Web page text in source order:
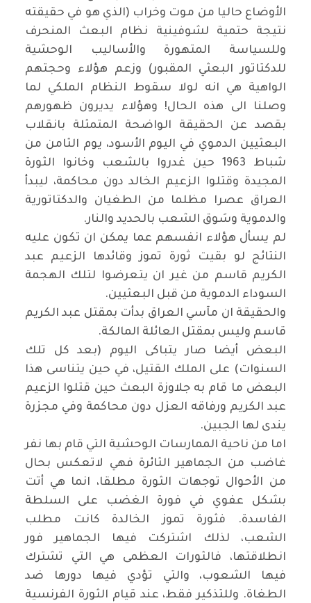
الأوضاع حاليا من موت وخراب (الذي هو في حقيقته
نتيجة حتمية لشوفينية نظام البعث المنحرف
وللسياسة المتهورة والأساليب الوحشية
للدكتاتور البعثي المقبور) وزعم هؤلاء وحجتهم
الواهية هي انه لولا سقوط النظام الملكي لما
وصلنا الى هذه الحال! وهؤلاء يديرون ظهورهم
بقصد عن الحقيقة الواضحة المتمثلة بانقلاب
البعثيين الدموي في اليوم الأسود، يوم الثامن من
شباط 1963 حين غدروا بالشعب وخانوا الثورة
المجيدة وقتلوا الزعيم الخالد دون محاكمة، ليبدأ
العراق عصرا مظلما من الطغيان والدكتاتورية
والدموية وسَوق الشعب بالحديد والنار.
لم يسأل هؤلاء انفسهم عما يمكن ان تكون عليه
النتائج لو بقيت ثورة تموز وقائدها الزعيم عبد
الكريم قاسم من غير ان يتعرضوا لتلك الهجمة
السوداء الدموية من قبل البعثيين.
والحقيقة ان مآسي العراق بدأت بمقتل عبد الكريم
قاسم وليس بمقتل العائلة المالكة.
البعض أيضا صار يتباكى اليوم (بعد كل تلك
السنوات) على الملك القتيل، في حين يتناسى هذا
البعض ما قام به جلاوزة البعث حين قتلوا الزعيم
عبد الكريم ورفاقه العزل دون محاكمة وفي مجزرة
يندى لها الجبين.
اما من ناحية الممارسات الوحشية التي قام بها نفر
غاضب من الجماهير الثائرة فهي لاتعكس بحال
من الأحوال توجهات الثورة مطلقا، انما هي أتت
بشكل عفوي في فورة الغضب على السلطة
الفاسدة. فثورة تموز الخالدة كانت مطلب
الشعب، لذلك اشتركت فيها الجماهير فور
انطلاقتها، فالثورات العظمى هي التي تشترك
فيها الشعوب، والتي تؤدي فيها دورها ضد
الطغاة. وللتذكير فقط، عند قيام الثورة الفرنسية